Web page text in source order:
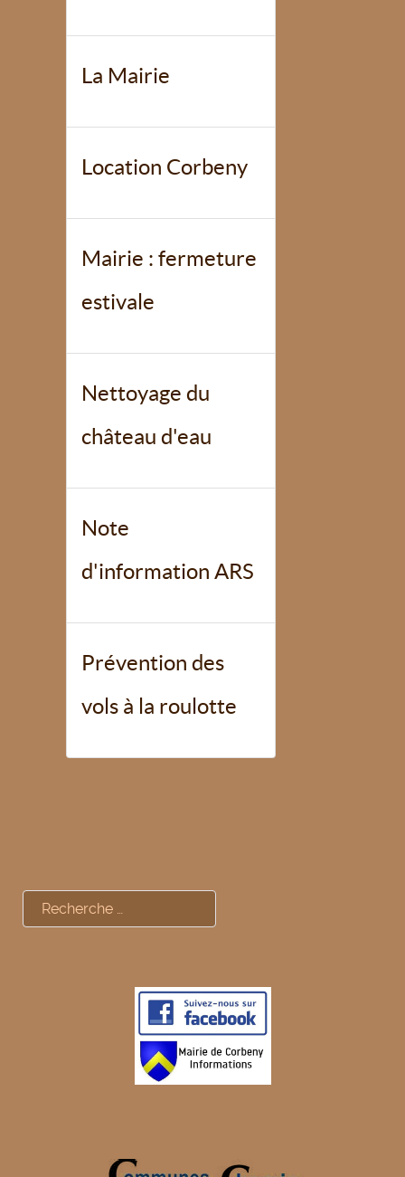
La Mairie
Location Corbeny
Mairie : fermeture
estivale
Nettoyage du
château d'eau
Note
d'information ARS
Prévention des
vols à la roulotte
Rechercher